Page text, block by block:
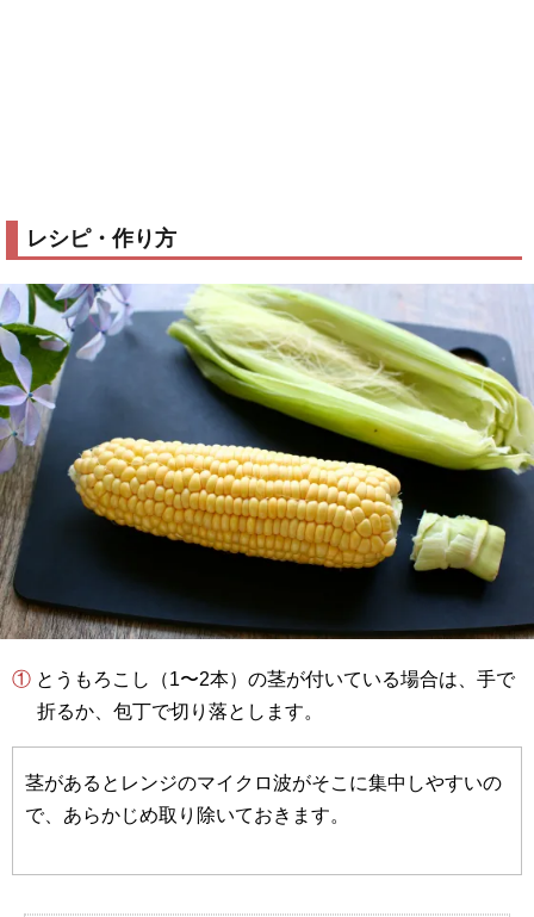
レシピ・作り方
① とうもろこし（1〜2本）の茎が付いている場合は、手で
折るか、包丁で切り落とします。
茎があるとレンジのマイクロ波がそこに集中しやすいの
で、あらかじめ取り除いておきます。